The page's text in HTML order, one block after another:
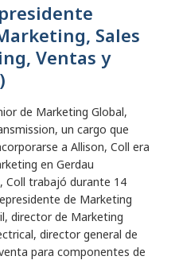
Sales
Ventas y
de Marketing Global,
un cargo que
a Allison, Coll era
en Gerdau
Coll trabajó durante 14
de Marketing
director de Marketing
director general de
para componentes de